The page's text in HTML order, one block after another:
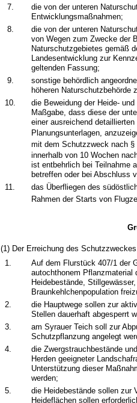
7.
die von der unteren
Entwicklungsmaßnahmen;
8.
die von der unteren
von Wegen zum Zwecke der
Naturschutzgebietes gemäß
Landesentwicklung zur
geltenden Fassung;
9.
sonstige behördlich
höheren Naturschutzbehörde
10.
die Beweidung der Heide-
Maßgabe, dass diese der
einer ausreichend
Planungsunterlagen,
mit dem Schutzzweck nach
innerhalb von 10 Wochen
ist entbehrlich bei Teilnahme
betreffen oder bei Abschluss
11.
das Überfliegen des
Rahmen der Starts von
(1) Der Erreichung des
1.
Auf dem Flurstück 407/1 der
autochthonem Pflanzmaterial
Heidebestände,
Braunkehlchenpopulation
2.
die Hauptwege sollen zur
Stellen dauerhaft abgesperrt
3.
am Syrauer Teich soll zur
Schutzpflanzung angelegt
4.
die Zwergstrauchbestände
Herden geeigneter
Unterstützung dieser
werden;
5.
die Heidebestände sollen zur
Heideflächen sollen